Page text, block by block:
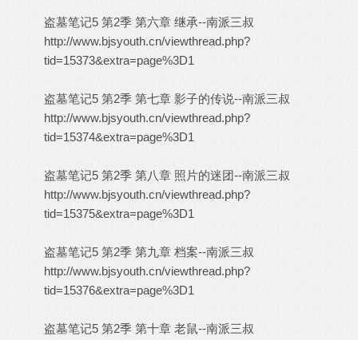
盗墓笔记5 第2季 第六章 继承--南派三叔
http://www.bjsyouth.cn/viewthread.php?
tid=15373&extra=page%3D1
盗墓笔记5 第2季 第七章 影子的传说--南派三叔
http://www.bjsyouth.cn/viewthread.php?
tid=15374&extra=page%3D1
盗墓笔记5 第2季 第八章 照片的迷团--南派三叔
http://www.bjsyouth.cn/viewthread.php?
tid=15375&extra=page%3D1
盗墓笔记5 第2季 第九章 档案--南派三叔
http://www.bjsyouth.cn/viewthread.php?
tid=15376&extra=page%3D1
盗墓笔记5 第2季 第十章 老鼠--南派三叔